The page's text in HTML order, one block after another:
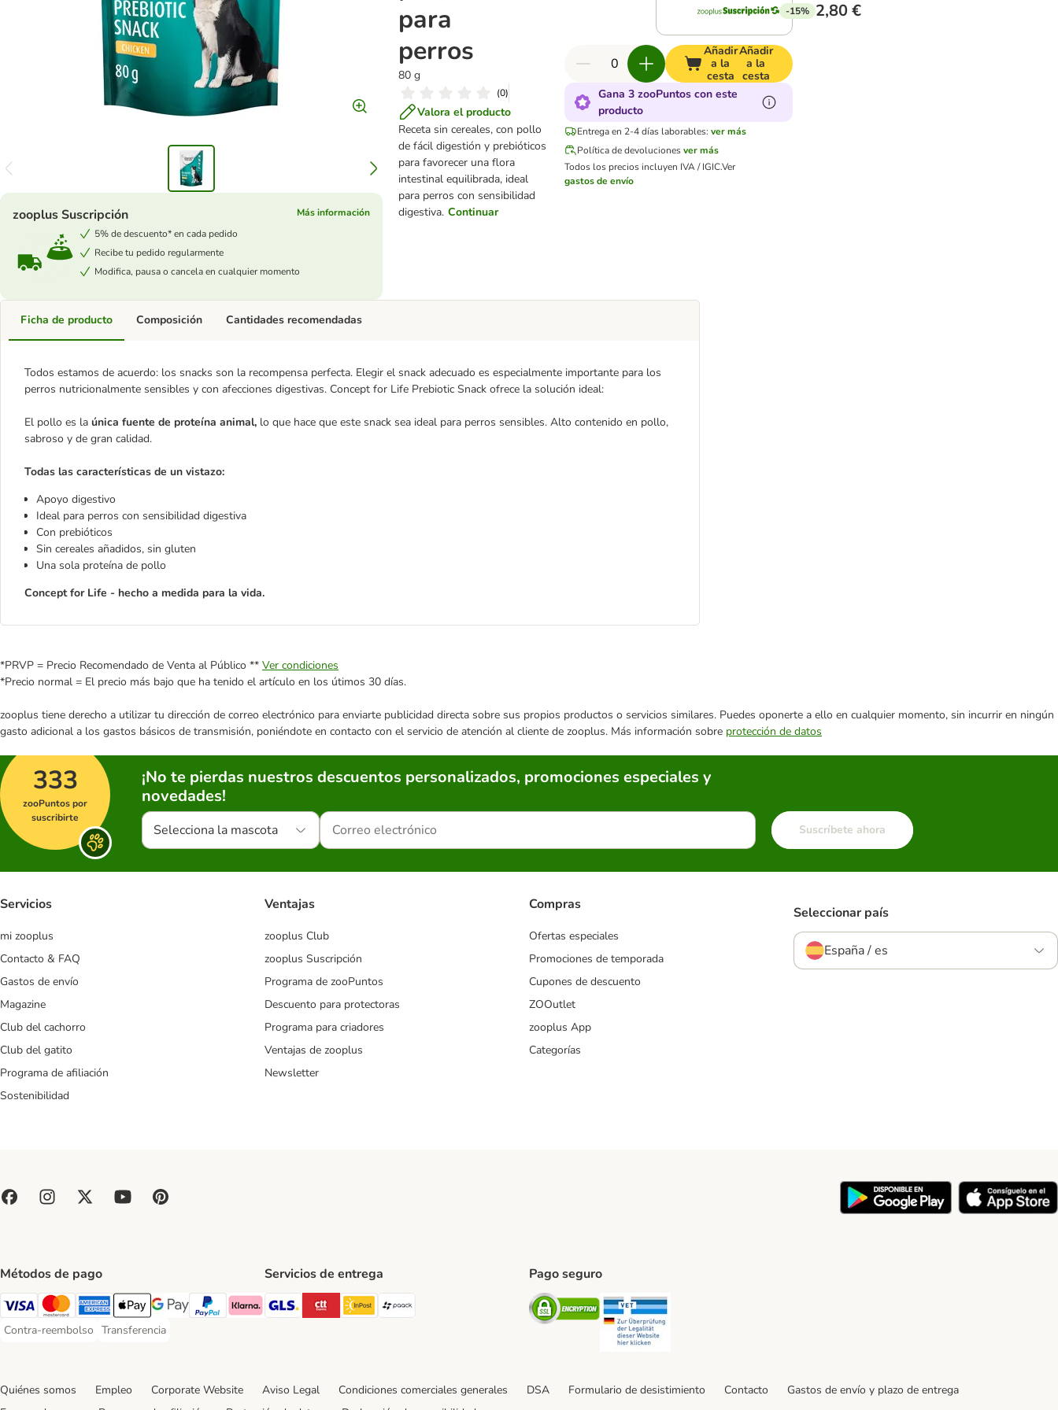
para
perros
80 g
(0)
Valora el producto
Receta sin cereales, con pollo
de fácil digestión y prebióticos
para favorecer una flora
intestinal equilibrada, ideal
para perros con sensibilidad
digestiva. Continuar
zooplus Suscripción
Más información
5% de descuento* en cada pedido
Recibe tu pedido regularmente
Modifica, pausa o cancela en cualquier momento
-15% 2,80 €
Añadir
a la
cesta
Añadir
a la
cesta
Gana 3 zooPuntos con este
producto
Entrega en 2-4 días laborables: ver más
Política de devoluciones ver más
Todos los precios incluyen IVA / IGIC.Ver
gastos de envío
Ficha de producto
Todos estamos de acuerdo: los snacks son la recompensa perfecta. Elegir el snack adecuado es especialmente importante para los
perros nutricionalmente sensibles y con afecciones digestivas. Concept for Life Prebiotic Snack ofrece la solución ideal:
El pollo es la única fuente de proteína animal, lo que hace que este snack sea ideal para perros sensibles. Alto contenido en pollo,
sabroso y de gran calidad.
Todas las características de un vistazo:
Apoyo digestivo
Ideal para perros con sensibilidad digestiva
Con prebióticos
Sin cereales añadidos, sin gluten
Una sola proteína de pollo
Concept for Life - hecho a medida para la vida.
Composición Cantidades recomendadas
*PRVP = Precio Recomendado de Venta al Público ** Ver condiciones
*Precio normal = El precio más bajo que ha tenido el artículo en los útimos 30 días.
zooplus tiene derecho a utilizar tu dirección de correo electrónico para enviarte publicidad directa sobre sus propios productos o servicios similares. Puedes oponerte a ello en cualquier momento, sin incurrir en ningún
gasto adicional a los gastos básicos de transmisión, poniéndote en contacto con el servicio de atención al cliente de zooplus. Más información sobre protección de datos
333
zooPuntos por
suscribirte
¡No te pierdas nuestros descuentos personalizados, promociones especiales y
novedades!
Selecciona la mascota Suscríbete ahora
Servicios
mi zooplus
Contacto & FAQ
Gastos de envío
Magazine
Club del cachorro
Club del gatito
Programa de afiliación
Sostenibilidad
Ventajas
zooplus Club
zooplus Suscripción
Programa de zooPuntos
Descuento para protectoras
Programa para criadores
Ventajas de zooplus
Newsletter
Compras
Ofertas especiales
Promociones de temporada
Cupones de descuento
ZOOutlet
zooplus App
Categorías
Seleccionar país
España / es
Métodos de pago
Visa Payment Method
Mastercard Payment Method
American Express Payment Method
Apple Pay Payment Method
Google Pay Payment Method
PayPal Payment Method
Klarna Payment Method
Contra-reembolso
Contra-reembolso Payment Method
Transferencia
Transferencia Payment Method
Servicios de entrega
GLS Shipping Method
CTTExpress Shipping Method
InPost Shipping Method
paack Shipping Method
Pago seguro
Security
Quiénes somos Empleo Corporate Website Aviso Legal Condiciones comerciales generales DSA Formulario de desistimiento Contacto
Gastos de envío y plazo de entrega